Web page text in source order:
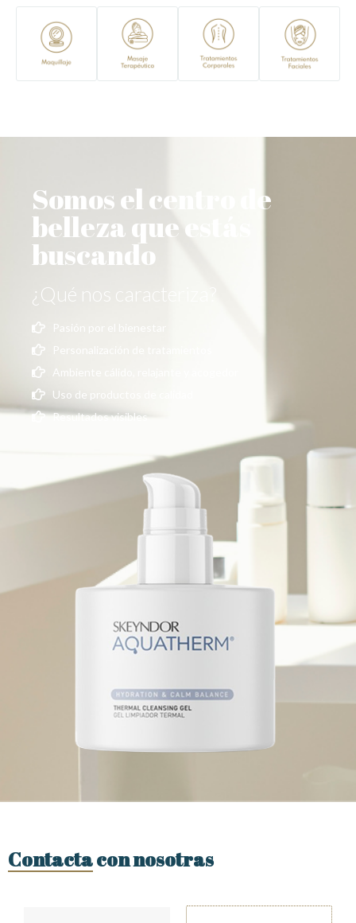
Somos el centro de
belleza que estás
buscando
¿Qué nos caracteriza?
Pasión por el bienestar
Personalización de tratamientos
Ambiente cálido, relajante y acogedor
Uso de productos de calidad
Resultados visibles
Contacta con nosotras